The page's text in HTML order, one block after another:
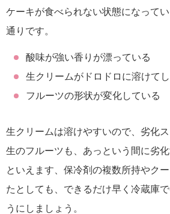
ケーキが食べられない状態になって
通りです。
酸味が強い香りが漂っている
生クリームがドロドロに溶けて
フルーツの形状が変化している
生クリームは溶けやすいので、劣化ス
生のフルーツも、あっという間に劣
といえます、保冷剤の複数所持やク
たとしても、できるだけ早く冷蔵庫
うにしましょう。